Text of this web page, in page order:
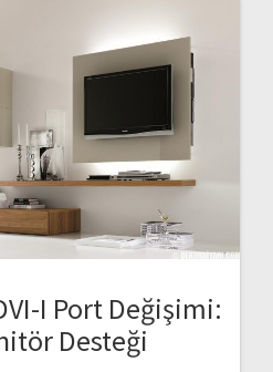
I Port Değişimi:
Desteği